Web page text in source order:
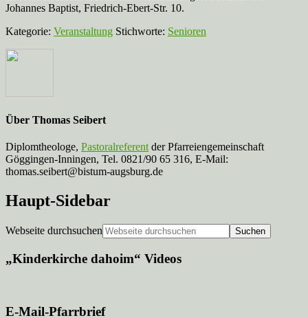
Johannes Baptist, Friedrich-Ebert-Str. 10.
Kategorie: Veranstaltung Stichworte: Senioren
Über Thomas Seibert
Diplomtheologe, Pastoralreferent der Pfarreiengemeinschaft
Göggingen-Inningen, Tel. 0821/90 65 316, E-Mail:
thomas.seibert@bistum-augsburg.de
Haupt-Sidebar
Webseite durchsuchen
„Kinderkirche dahoim“ Videos
E-Mail-Pfarrbrief